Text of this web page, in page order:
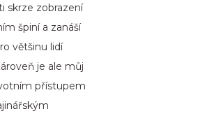
skrze zobrazení
špiní a zanáší
většinu lidí
je ale můj
přístupem